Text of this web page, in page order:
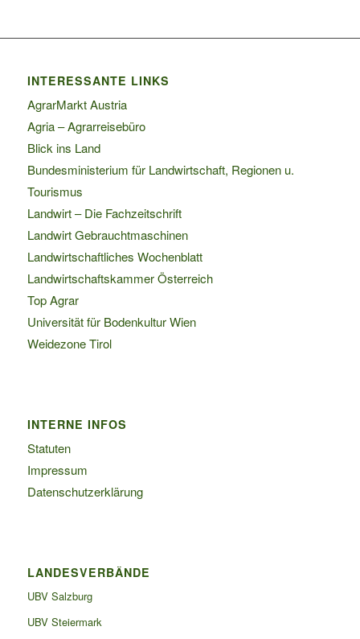
INTERESSANTE LINKS
AgrarMarkt Austria
Agria – Agrarreisebüro
Blick ins Land
Bundesministerium für Landwirtschaft, Regionen u.
Tourismus
Landwirt – Die Fachzeitschrift
Landwirt Gebrauchtmaschinen
Landwirtschaftliches Wochenblatt
Landwirtschaftskammer Österreich
Top Agrar
Universität für Bodenkultur Wien
Weidezone Tirol
INTERNE INFOS
Statuten
Impressum
Datenschutzerklärung
LANDESVERBÄNDE
UBV Salzburg
UBV Steiermark